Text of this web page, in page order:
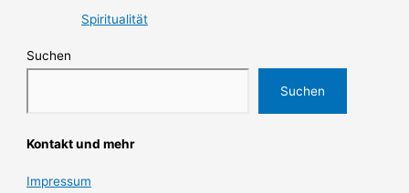
Spiritualität
Suchen
Suchen
Kontakt und mehr
Impressum